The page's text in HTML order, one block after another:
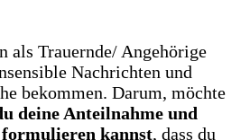
als Trauernde/ Angehörige
Nachrichten und
bekommen. Darum, möchte
deine Anteilnahme und
formulieren kannst, dass du